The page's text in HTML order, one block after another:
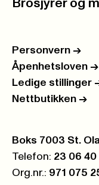
Brosjyrer og
Personvern ->
Åpenhetsloven ->
Ledige stillinger
Nettbutikken ->
Postboks:
Boks 7003 St.
Telefon: 23 06 40
Org.nr.: 971 075